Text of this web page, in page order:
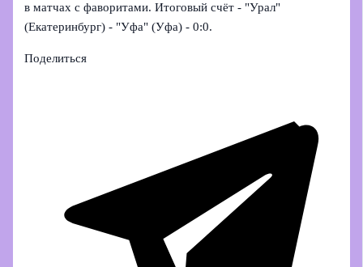
в матчах с фаворитами. Итоговый счёт - "Урал"
(Екатеринбург) - "Уфа" (Уфа) - 0:0.
Поделиться